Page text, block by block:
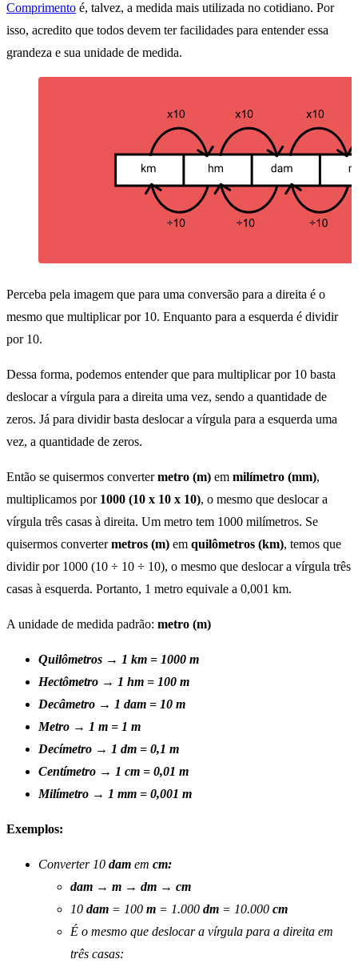
Comprimento é, talvez, a medida mais utilizada no cotidiano. Por
isso, acredito que todos devem ter facilidades para entender essa
grandeza e sua unidade de medida.
Perceba pela imagem que para uma conversão para a direita é o
mesmo que multiplicar por 10. Enquanto para a esquerda é dividir
por 10.
Dessa forma, podemos entender que para multiplicar por 10 basta
deslocar a vírgula para a direita uma vez, sendo a quantidade de
zeros. Já para dividir basta deslocar a vírgula para a esquerda uma
vez, a quantidade de zeros.
Então se quisermos convertermetro (m) em milímetro (mm),
multiplicamos por 1000 (10 x 10 x 10), o mesmo que deslocar a
vírgula três casas à direita. Um metro tem 1000 milímetros. Se
quisermos convertermetros (m) em quilômetros (km), temos que
dividir por 1000 (10 ÷ 10 ÷ 10), o mesmo que deslocar a vírgula três
casas à esquerda. Portanto, 1 metro equivale a 0,001 km.
A unidade de medida padrão: metro (m)
Quilômetros → 1 km = 1000 m
Hectômetro → 1 hm = 100 m
Decâmetro → 1 dam = 10 m
Metro → 1 m = 1 m
Decímetro → 1 dm = 0,1 m
Centímetro → 1 cm = 0,01 m
Milímetro → 1 mm = 0,001 m
Exemplos:
Converter 10 dam em cm:
dam → m → dm → cm
10 dam = 100 m = 1.000 dm = 10.000 cm
É o mesmo que deslocar a vírgula para a direita em
três casas: